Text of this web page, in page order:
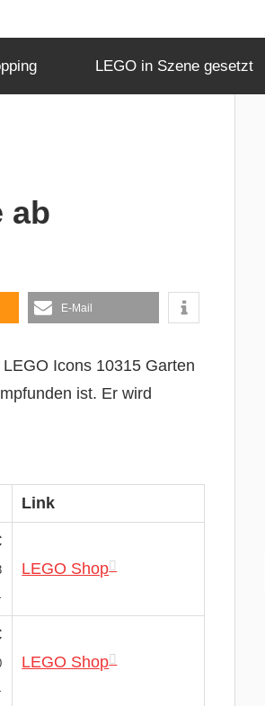
LEGO in Szene gesetzt
ab
E-Mail
Icons 10315 Garten
ist. Er wird
Link
LEGO Shop
LEGO Shop